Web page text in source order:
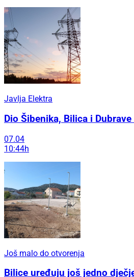
Javlja Elektra
Dio Šibenika, Bilica i
07.04
10:44h
Još malo do otvorenja
Bilice uređuju još jedno